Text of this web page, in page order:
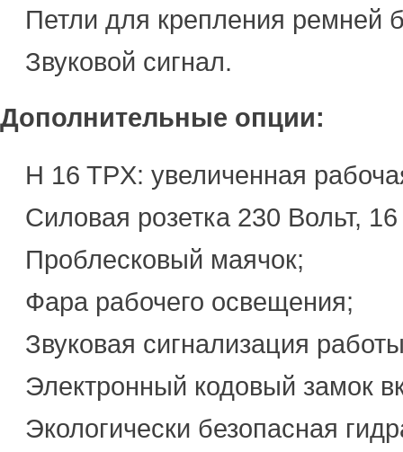
Петли для крепления ремней
Звуковой сигнал.
Дополнительные опции:
H 16 TPX: увеличенная
Силовая розетка 230 Вольт,
Проблесковый маячок;
Фара рабочего освещения;
Звуковая сигнализация
Электронный кодовый замок
Экологически безопасная